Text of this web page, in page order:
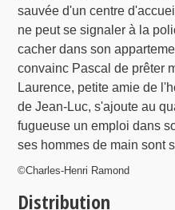
sauvée d'un centre
ne peut se signaler à la
cacher dans son
convainc Pascal de prêter
Laurence, petite amie de
de Jean-Luc, s'ajoute au
fugueuse un emploi dans
ses hommes de main sont
©Charles-Henri Ramond
Distribution